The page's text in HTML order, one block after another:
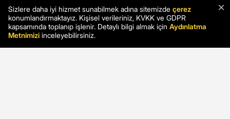
×
Sizlere daha iyi hizmet sunabilmek adına sitemizde çerez
konumlandırmaktayız. Kişisel verileriniz, KVKK ve GDPR
kapsamında toplanıp işlenir. Detaylı bilgi almak için Aydınlatma
Metnimizi inceleyebilirsiniz.